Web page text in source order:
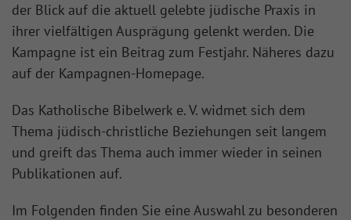
der Blick auf die aktuell gelebte jüdische Praxis in
ihrer vielfältigen Ausprägung gelenkt werden. Die
Kampagne ist ein Beitrag zum Festjahr. Näheres dazu
auf der Kampagnen-Homepage.
Das Katholische Bibelwerk e. V. widmet sich dem
Thema jüdisch-christliche Beziehungen seit langem
und greift das Thema auch immer wieder in seinen
Publikationen auf.
Im Folgenden finden Sie eine Auswahl zu besonderen